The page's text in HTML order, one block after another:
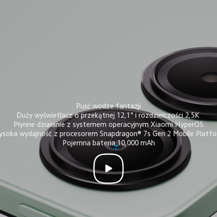
Puść wodze fantazji
Duży wyświetlacz o przekątnej 12,1" i rozdzielczości 2,5K
Płynne działanie z systemem operacyjnym Xiaomi HyperOS
wydajność z procesorem Snapdragon® 7s Gen 2 Mobile
Pojemna bateria 10,000 mAh